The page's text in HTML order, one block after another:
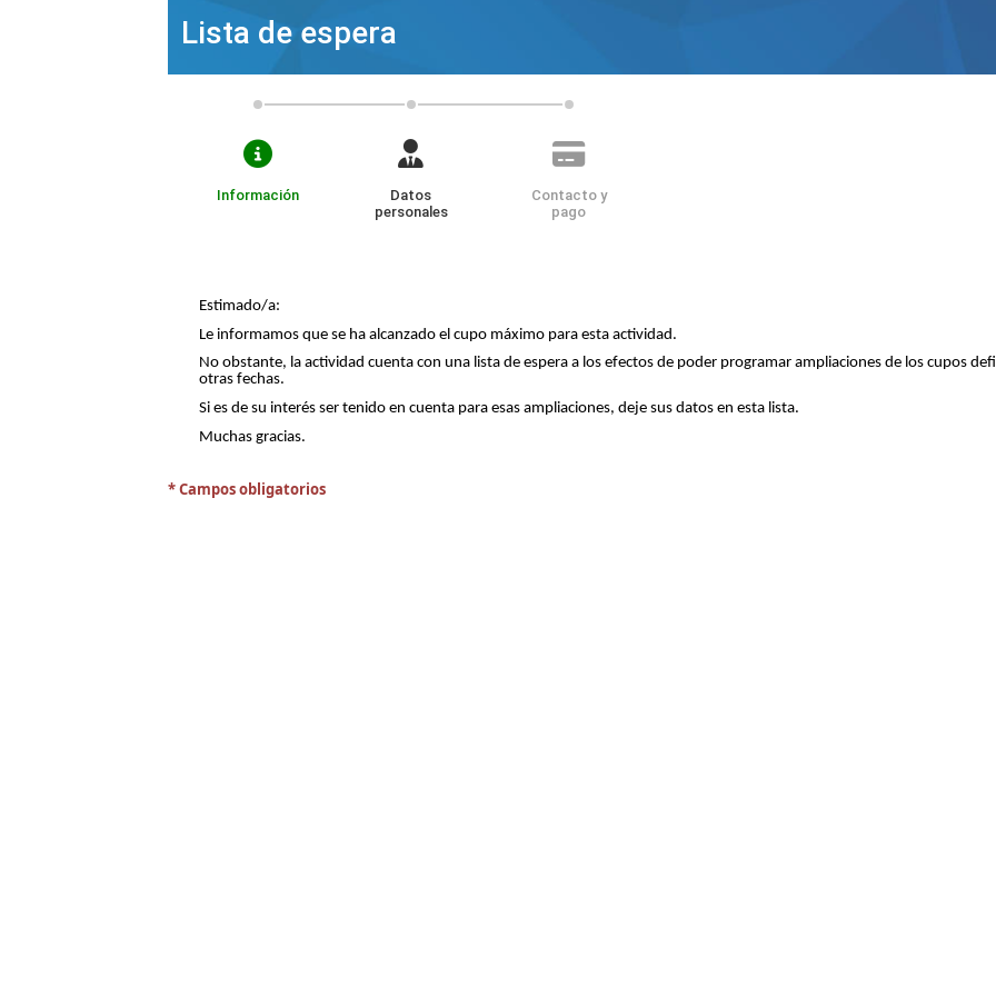
Lista de espera
Información
Datos
personales
Contacto y
pago
Estimado/a:
Le informamos que se ha alcanzado el cupo máximo para esta actividad.
No obstante, la actividad cuenta con una lista de espera a los efectos de poder programar ampliaciones de los cupos
otras fechas.
Si es de su interés ser tenido en cuenta para esas ampliaciones, deje sus datos en esta lista.
Muchas gracias.
* Campos obligatorios